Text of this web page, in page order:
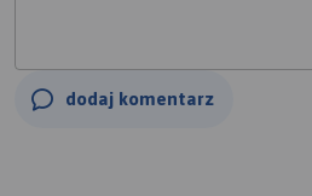
dodaj komentarz